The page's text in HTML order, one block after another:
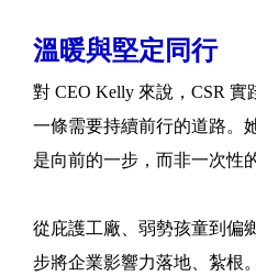
溫暖與堅定同行
對 CEO Kelly 來說，CSR
一條需要持續前行的道路。
是向前的一步，而非一次性
從庇護工廠、弱勢孩童到偏
步將企業影響力落地、紮根。